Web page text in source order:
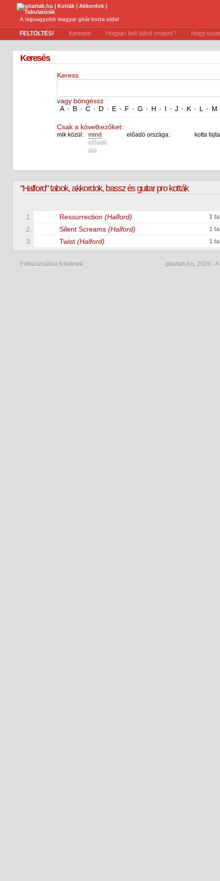
A legnagyobb magyar gitár kotta oldal
FELTÖLTÉS! Keresés Hogyan kell tabot olvasni? Hogy
Keresés
Keress
vagy böngéssz
A · B · C · D · E · F · G · H · I · J · K · L · M
Csak a következőket:
mik közül:
mind
előadó
dal
előadó országa: kotta
"Halford" tabok, akkordok, bassz és guitar pro kották
1. Ressurrection (Halford) 1
2. Silent Screams (Halford) 1
3. Twist (Halford) 1
Felhasználási feltételek gitartab.hu, 2026 -